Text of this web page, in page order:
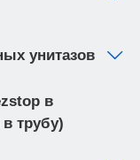
унитазов
в
трубу)